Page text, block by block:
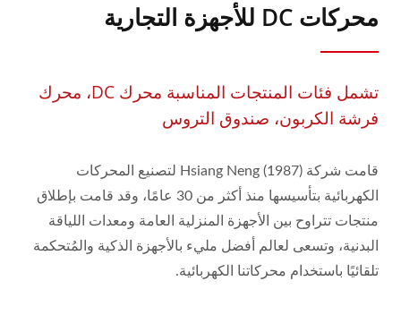
محركات DC للأجهزة التجارية
تشمل فئات المنتجات المناسبة محرك DC، محرك
فرشة الكربون، صندوق التروس
قامت شركة Hsiang Neng (1987) لتصنيع المحركات
الكهربائية بتأسيسها منذ أكثر من 30 عامًا، وقد قامت بإطلاق
منتجات تتراوح بين الأجهزة المنزلية العامة ومعدات اللياقة
البدنية، وتسعى لعالم أفضل مليء بالأجهزة الذكية والمُتحكمة
تلقائيًا باستخدام محركاتنا الكهربائية.